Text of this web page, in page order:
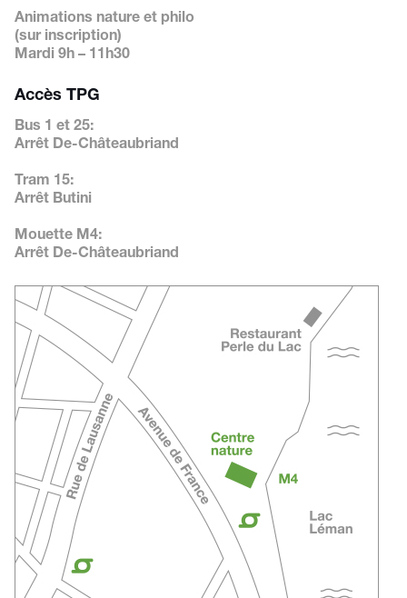
Animations nature et philo
(sur inscription)
Mardi 9h – 11h30
Accès TPG
Bus 1 et 25:
Arrêt De-Châteaubriand
Tram 15:
Arrêt Butini
Mouette M4:
Arrêt De-Châteaubriand